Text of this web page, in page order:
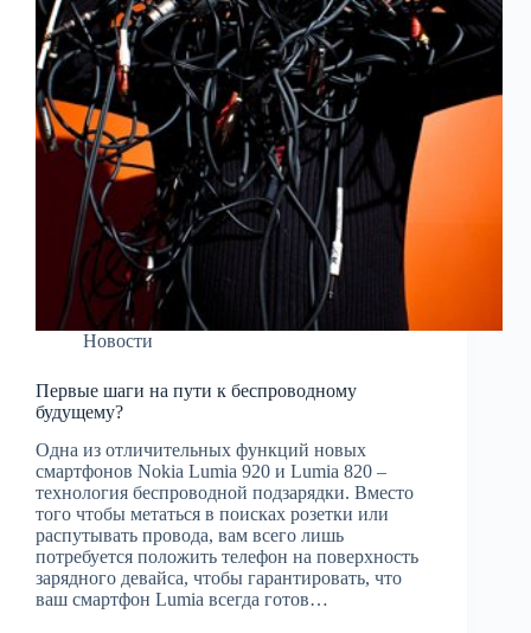
Новости
Первые шаги на пути к беспроводному
будущему?
Одна из отличительных функций новых
смартфонов Nokia Lumia 920 и Lumia 820 –
технология беспроводной подзарядки. Вместо
того чтобы метаться в поисках розетки или
распутывать провода, вам всего лишь
потребуется положить телефон на поверхность
зарядного девайса, чтобы гарантировать, что
ваш смартфон Lumia всегда готов…